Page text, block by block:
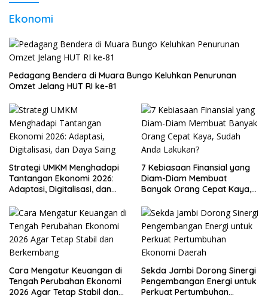
Ekonomi
Pedagang Bendera di Muara Bungo Keluhkan Penurunan
Omzet Jelang HUT RI ke-81
Strategi UMKM Menghadapi
Tantangan Ekonomi 2026:
Adaptasi, Digitalisasi, dan
7 Kebiasaan Finansial yang
Diam-Diam Membuat
Banyak Orang Cepat Kaya,
Cara Mengatur Keuangan di
Tengah Perubahan Ekonomi
2026 Agar Tetap Stabil dan
Sekda Jambi Dorong Sinergi
Pengembangan Energi untuk
Perkuat Pertumbuhan